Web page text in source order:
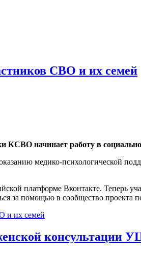
СВО и их семей
КСВО начинает работу в
медико-психологической
платформе Вконтакте.
за помощью в сообщество проекта
и их семей
консультации